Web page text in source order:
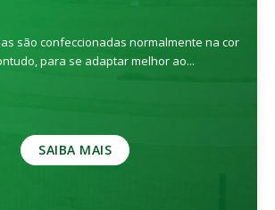
são confeccionadas normalmente na cor
para se adaptar melhor ao...
SAIBA MAIS